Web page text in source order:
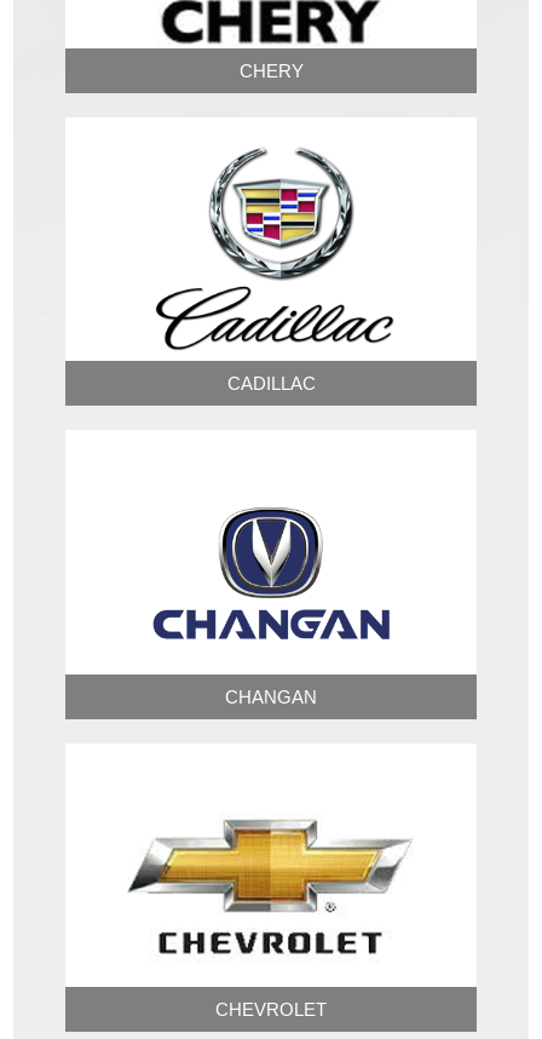
CHERY
CADILLAC
CHANGAN
CHEVROLET